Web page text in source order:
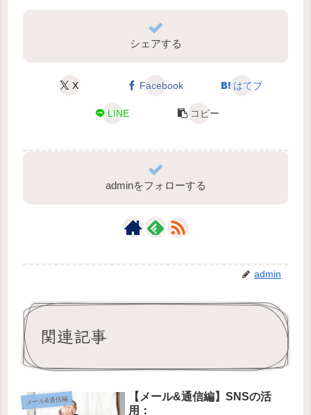
シェアする
X Facebook はてブ
LINE コピー
adminをフォローする
admin
関連記事
メール&通信編
【メール&通信編】SNSの活
用：